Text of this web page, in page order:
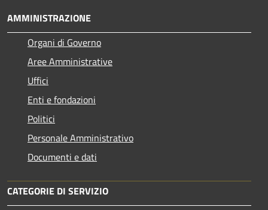
AMMINISTRAZIONE
Organi di Governo
Aree Amministrative
Uffici
Enti e fondazioni
Politici
Personale Amministrativo
Documenti e dati
CATEGORIE DI SERVIZIO